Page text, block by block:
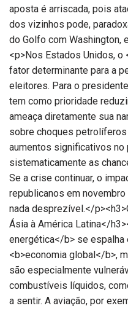
aposta é arriscada, pois
dos vizinhos pode,
do Golfo com Washington,
<p>Nos Estados Unidos, o
fator determinante para a
eleitores. Para o
tem como prioridade
ameaça diretamente sua
sobre choques
aumentos significativos
sistematicamente as
Se a crise continuar, o
republicanos em
nada desprezível.</
Ásia à América Latina</
energética</b> se espalha
<b>economia global</b>,
são especialmente
combustíveis líquidos,
a sentir. A aviação, por